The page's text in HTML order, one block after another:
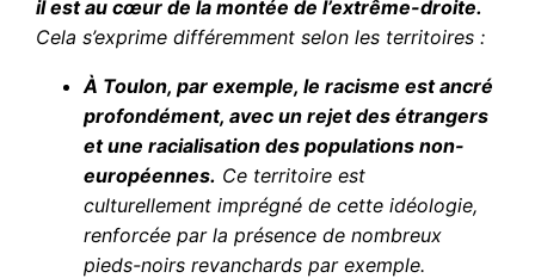
il est au cœur de la montée de l’extrême-droite.
Cela s’exprime différemment selon les territoires :
À Toulon, par exemple, le racisme est ancré
profondément, avec un rejet des étrangers
et une racialisation des populations non-
européennes. Ce territoire est
culturellement imprégné de cette idéologie,
renforcée par la présence de nombreux
pieds-noirs revanchards par exemple.